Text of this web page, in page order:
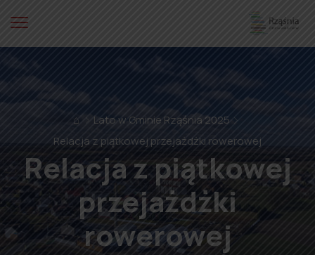
⌂
Lato w Gminie Rząśnia 2025
Relacja z piątkowej przejażdżki rowerowej
Relacja z piątkowej
przejażdżki
rowerowej